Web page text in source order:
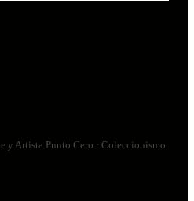
y Artista Punto Cero · Coleccionismo